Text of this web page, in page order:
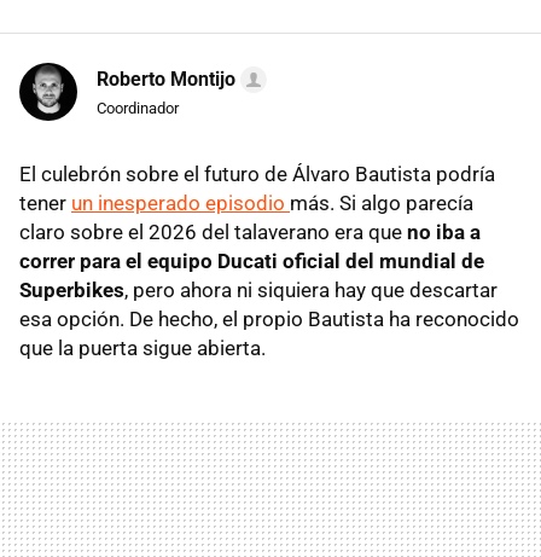
Roberto Montijo
Coordinador
El culebrón sobre el futuro de Álvaro Bautista podría
tener un inesperado episodio más. Si algo parecía
claro sobre el 2026 del talaverano era que no iba a
correr para el equipo Ducati oficial del mundial de
Superbikes, pero ahora ni siquiera hay que descartar
esa opción. De hecho, el propio Bautista ha reconocido
que la puerta sigue abierta.